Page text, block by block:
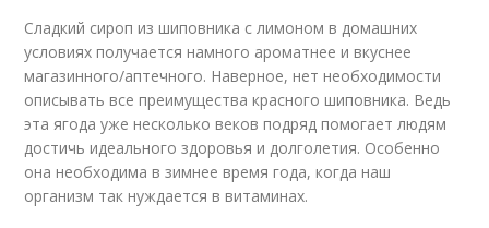
Сладкий сироп из шиповника с лимоном в домашних
условиях получается намного ароматнее и вкуснее
магазинного/аптечного. Наверное, нет необходимости
описывать все преимущества красного шиповника. Ведь
эта ягода уже несколько веков подряд помогает людям
достичь идеального здоровья и долголетия. Особенно
она необходима в зимнее время года, когда наш
организм так нуждается в витаминах.